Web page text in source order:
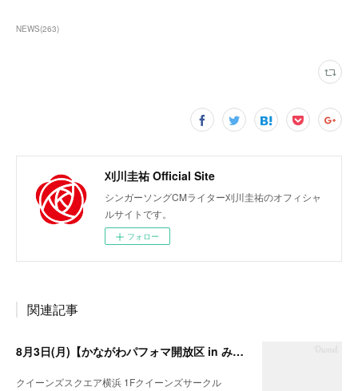
NEWS(263)
刈川圭祐 Official Site
シンガーソングCMライター刈川圭祐のオフィシャ
ルサイトです。
フォロー
関連記事
8月3日(月)【かながわパフォマ開放区 in みなとみらい】
クイーンズスクエア横浜 1Fクイーンズサークル